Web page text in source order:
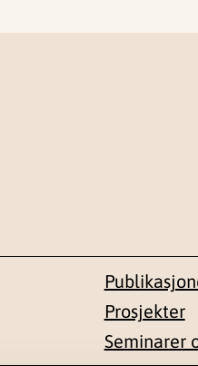
Prosjekter
Seminarer